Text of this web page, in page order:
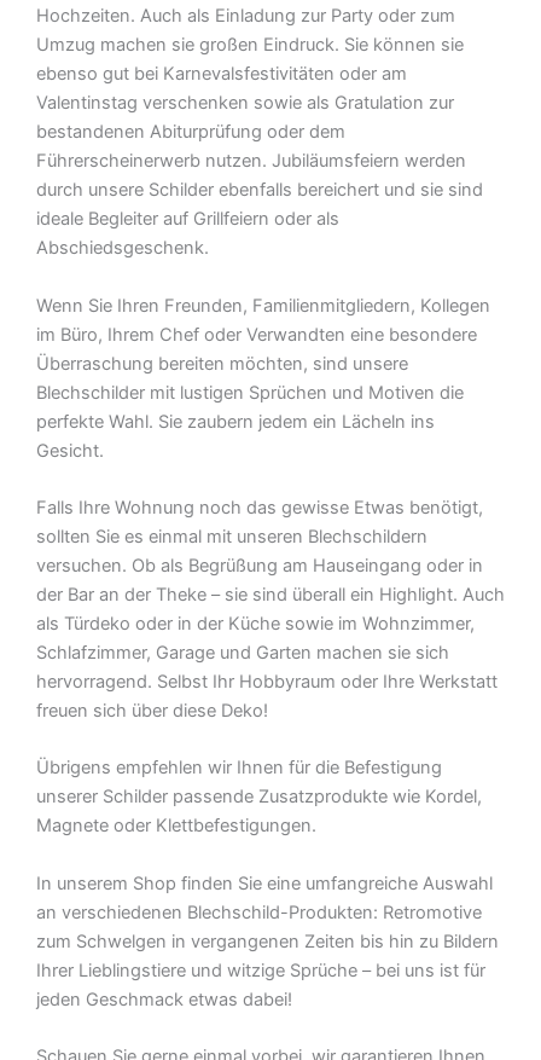
Hochzeiten. Auch als Einladung zur Party oder zum
Umzug machen sie großen Eindruck. Sie können sie
ebenso gut bei Karnevalsfestivitäten oder am
Valentinstag verschenken sowie als Gratulation zur
bestandenen Abiturprüfung oder dem
Führerscheinerwerb nutzen. Jubiläumsfeiern werden
durch unsere Schilder ebenfalls bereichert und sie sind
ideale Begleiter auf Grillfeiern oder als
Abschiedsgeschenk.
Wenn Sie Ihren Freunden, Familienmitgliedern, Kollegen
im Büro, Ihrem Chef oder Verwandten eine besondere
Überraschung bereiten möchten, sind unsere
Blechschilder mit lustigen Sprüchen und Motiven die
perfekte Wahl. Sie zaubern jedem ein Lächeln ins
Gesicht.
Falls Ihre Wohnung noch das gewisse Etwas benötigt,
sollten Sie es einmal mit unseren Blechschildern
versuchen. Ob als Begrüßung am Hauseingang oder in
der Bar an der Theke – sie sind überall ein Highlight. Auch
als Türdeko oder in der Küche sowie im Wohnzimmer,
Schlafzimmer, Garage und Garten machen sie sich
hervorragend. Selbst Ihr Hobbyraum oder Ihre Werkstatt
freuen sich über diese Deko!
Übrigens empfehlen wir Ihnen für die Befestigung
unserer Schilder passende Zusatzprodukte wie Kordel,
Magnete oder Klettbefestigungen.
In unserem Shop finden Sie eine umfangreiche Auswahl
an verschiedenen Blechschild-Produkten: Retromotive
zum Schwelgen in vergangenen Zeiten bis hin zu Bildern
Ihrer Lieblingstiere und witzige Sprüche – bei uns ist für
jeden Geschmack etwas dabei!